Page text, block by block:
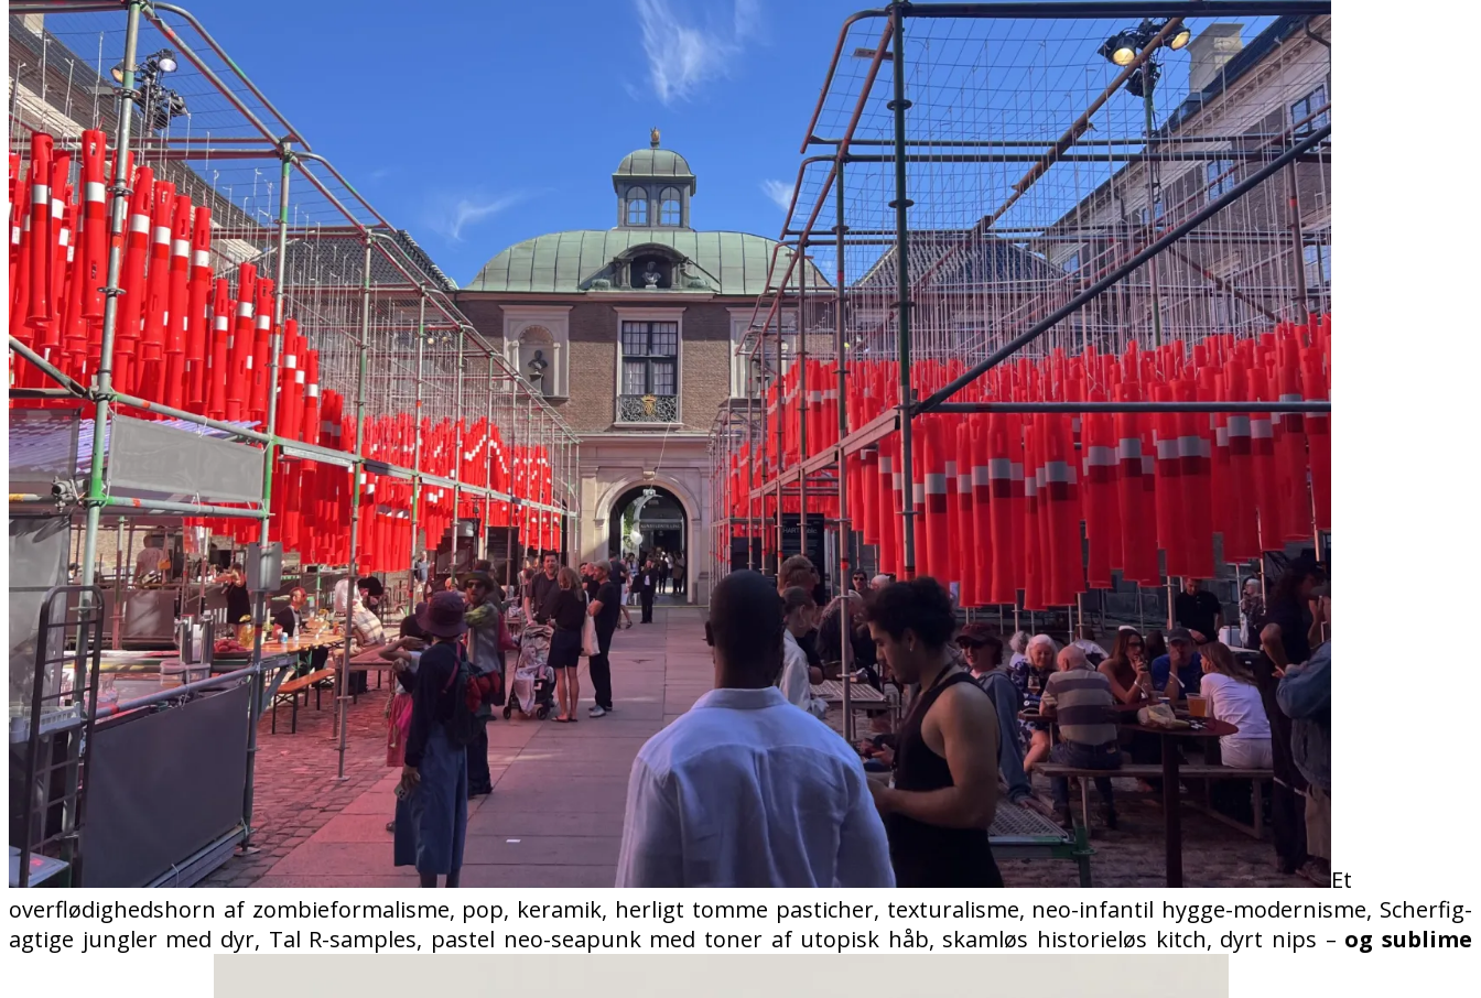
Et
overflødighedshorn af zombieformalisme, pop, keramik, herligt tomme pasticher, texturalisme, neo-infantil hygge-modernisme, Scherfig-
agtige jungler med dyr, Tal R-samples, pastel neo-seapunk med toner af utopisk håb, skamløs historieløs kitch, dyrt nips – og sublime